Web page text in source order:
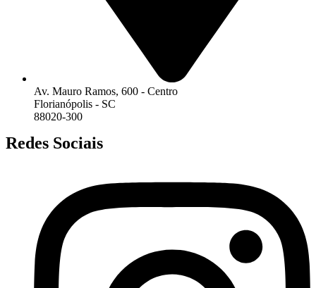
Av. Mauro Ramos, 600 - Centro
Florianópolis - SC
88020-300
Redes Sociais